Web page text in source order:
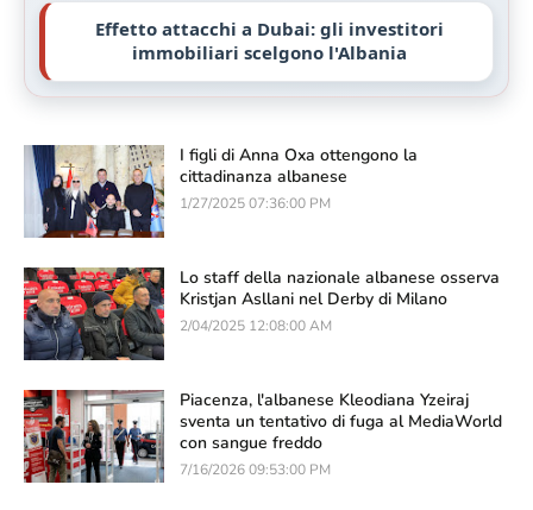
Effetto attacchi a Dubai: gli investitori
immobiliari scelgono l'Albania
I figli di Anna Oxa ottengono la
cittadinanza albanese
1/27/2025 07:36:00 PM
Lo staff della nazionale albanese osserva
Kristjan Asllani nel Derby di Milano
2/04/2025 12:08:00 AM
Piacenza, l'albanese Kleodiana Yzeiraj
sventa un tentativo di fuga al MediaWorld
con sangue freddo
7/16/2026 09:53:00 PM